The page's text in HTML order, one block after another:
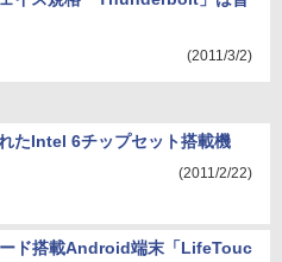
(2011/3/2)
たIntel 6チップセット搭載機
(2011/2/22)
ド搭載Android端末「LifeTouc